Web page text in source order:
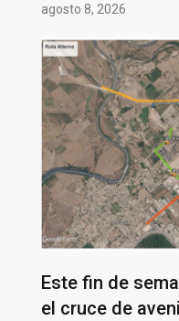
agosto 8, 2026
Este fin de
el cruce de